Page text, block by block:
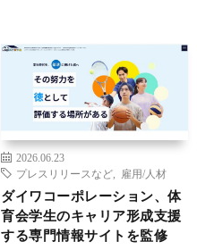
2026.06.23
プレスリリースなど
雇用/人材
ダイワコーポレーション、体
育会学生のキャリア形成支援
する専門情報サイトを監修